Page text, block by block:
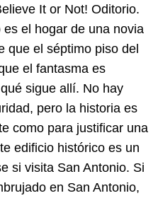
It or Not! Oditorio.
el hogar de una novia
que el séptimo piso del
el fantasma es
sigue allí. No hay
pero la historia es
como para justificar una
edificio histórico es un
si visita San Antonio. Si
en San Antonio,